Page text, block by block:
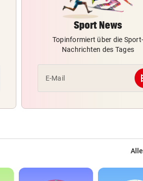
Sport News
Topinformiert über die Sport-
Nachrichten des Tages
E-Mail